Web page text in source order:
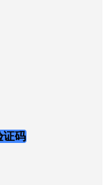
证码